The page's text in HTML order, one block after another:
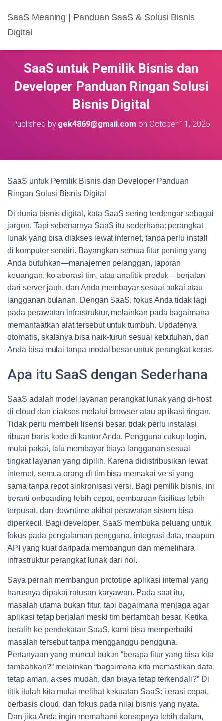
SaaS Meaning | Panduan SaaS & Solusi Bisnis
Digital
SaaS untuk Pemilik Bisnis dan
Developer Panduan Ringan Solusi
Bisnis Digital
Published by gek4869@gmail.com on October 11, 2025
SaaS untuk Pemilik Bisnis dan Developer Panduan
Ringan Solusi Bisnis Digital
Di dunia bisnis digital, kata SaaS sering terdengar sebagai
jargon. Tapi sebenarnya SaaS itu sederhana: perangkat
lunak yang bisa diakses lewat internet, tanpa perlu install
di komputer sendiri. Bayangkan semua fitur penting yang
Anda butuhkan—manajemen pelanggan, laporan
keuangan, kolaborasi tim, atau analitik produk—berjalan
dari server jauh, dan Anda membayar sesuai pakai atau
langganan bulanan. Dengan SaaS, fokus Anda tidak lagi
pada perawatan infrastruktur, melainkan pada bagaimana
memanfaatkan alat tersebut untuk tumbuh. Updatenya
otomatis, skalanya bisa naik-turun sesuai kebutuhan, dan
Anda bisa mulai tanpa modal besar untuk perangkat keras.
Apa itu SaaS dengan Sederhana
SaaS adalah model layanan perangkat lunak yang di-host
di cloud dan diakses melalui browser atau aplikasi ringan.
Tidak perlu membeli lisensi besar, tidak perlu instalasi
ribuan baris kode di kantor Anda. Pengguna cukup login,
mulai pakai, lalu membayar biaya langganan sesuai
tingkat layanan yang dipilih. Karena didistribusikan lewat
internet, semua orang di tim bisa memakai versi yang
sama tanpa repot sinkronisasi versi. Bagi pemilik bisnis, ini
berarti onboarding lebih cepat, pembaruan fasilitas lebih
terpusat, dan downtime akibat perawatan sistem bisa
diperkecil. Bagi developer, SaaS membuka peluang untuk
fokus pada pengalaman pengguna, integrasi data, maupun
API yang kuat daripada membangun dan memelihara
infrastruktur perangkat lunak dari nol.
Saya pernah membangun prototipe aplikasi internal yang
harusnya dipakai ratusan karyawan. Pada saat itu,
masalah utama bukan fitur, tapi bagaimana menjaga agar
aplikasi tetap berjalan meski tim bertambah besar. Ketika
beralih ke pendekatan SaaS, kami bisa memperbaiki
masalah tersebut tanpa mengganggu pengguna.
Pertanyaan yang muncul bukan “berapa fitur yang bisa kita
tambahkan?” melainkan “bagaimana kita memastikan data
tetap aman, akses mudah, dan biaya tetap terkendali?” Di
titik itulah kita mulai melihat kekuatan SaaS: iterasi cepat,
berbasis cloud, dan fokus pada nilai bisnis yang nyata.
Dan jika Anda ingin memahami konsepnya lebih dalam,